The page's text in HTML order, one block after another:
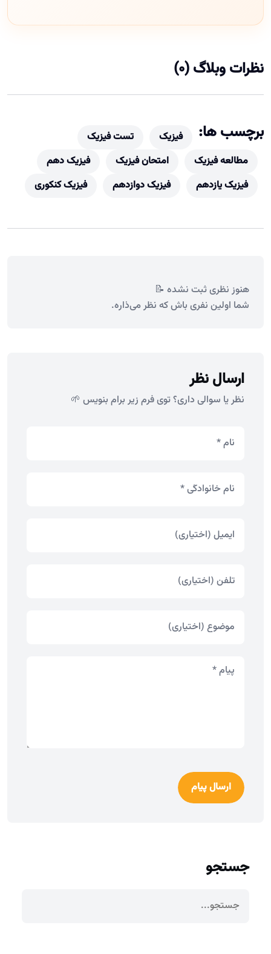
نظرات وبلاگ (0)
برچسب ها: فیزیک
تست فیزیک
مطالعه فیزیک
امتحان فیزیک
فیزیک دهم
فیزیک یازدهم
فیزیک دوازدهم فیزیک کنکوری
هنوز نظری ثبت نشده 📝
شما اولین نفری باش که نظر می‌ذاره.
ارسال نظر
نظر یا سوالی داری؟ توی فرم زیر برام بنویس 🌱
ارسال پیام
جستجو